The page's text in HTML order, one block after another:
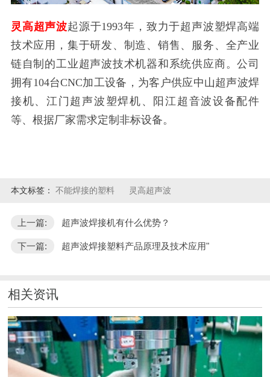
灵高超声波起源于1993年，致力于超声波塑焊高端
技术应用，集于研发、制造、销售、服务、全产业
链自制的工业超声波技术机器和系统供应商。公司
拥有104台CNC加工设备，为客户供应中山超声波焊
接机、江门超声波塑焊机、阳江超音波设备配件
等、根据厂家需求定制非标设备。
本文标签： 不能焊接的塑料 灵高超声波
上一篇: 超声波焊接机有什么优势？
下一篇: 超声波焊接塑料产品原理及技术应用"
相关资讯